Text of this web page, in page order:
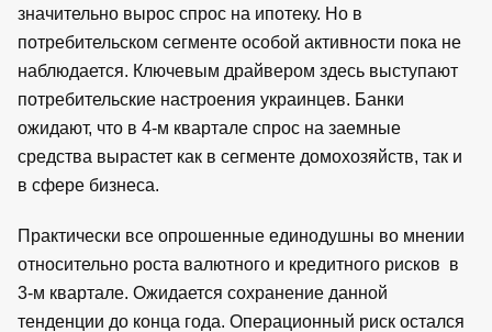
значительно вырос спрос на ипотеку. Но в
потребительском сегменте особой активности пока не
наблюдается. Ключевым драйвером здесь выступают
потребительские настроения украинцев. Банки
ожидают, что в 4-м квартале спрос на заемные
средства вырастет как в сегменте домохозяйств, так и
в сфере бизнеса.
Практически все опрошенные единодушны во мнении
относительно роста валютного и кредитного рисков в
3-м квартале. Ожидается сохранение данной
тенденции до конца года. Операционный риск остался